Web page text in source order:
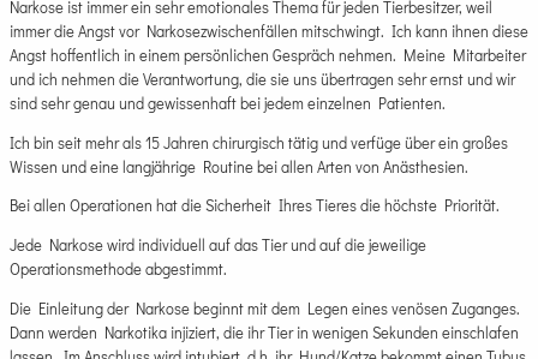
Narkose ist immer ein sehr emotionales Thema für jeden Tierbesitzer, weil
immer die Angst vor Narkosezwischenfällen mitschwingt. Ich kann ihnen diese
Angst hoffentlich in einem persönlichen Gespräch nehmen. Meine Mitarbeiter
und ich nehmen die Verantwortung, die sie uns übertragen sehr ernst und wir
sind sehr genau und gewissenhaft bei jedem einzelnen Patienten.
Ich bin seit mehr als 15 Jahren chirurgisch tätig und verfüge über ein großes
Wissen und eine langjährige Routine bei allen Arten von Anästhesien.
Bei allen Operationen hat die Sicherheit Ihres Tieres die höchste Priorität.
Jede Narkose wird individuell auf das Tier und auf die jeweilige
Operationsmethode abgestimmt.
Die Einleitung der Narkose beginnt mit dem Legen eines venösen Zuganges.
Dann werden Narkotika injiziert, die ihr Tier in wenigen Sekunden einschlafen